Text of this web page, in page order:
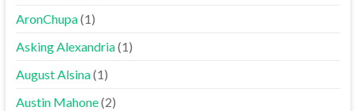
AronChupa(1)
Asking Alexandria(1)
August Alsina(1)
Austin Mahone(2)